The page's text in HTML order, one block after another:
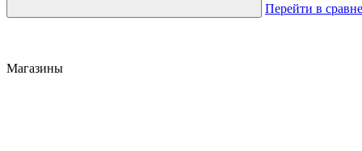
Перейти в
Магазины